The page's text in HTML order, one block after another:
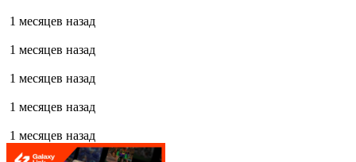
1 месяцев назад
1 месяцев назад
1 месяцев назад
1 месяцев назад
1 месяцев назад